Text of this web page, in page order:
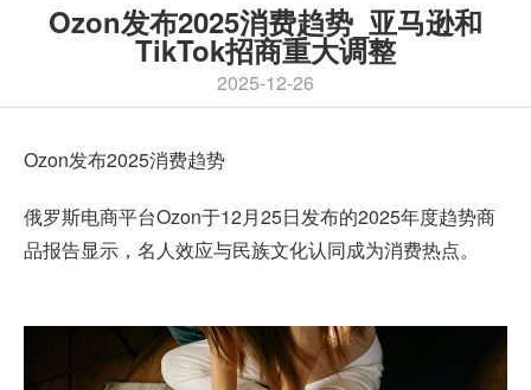
Ozon发布2025消费趋势_亚马逊和
TikTok招商重大调整
2025-12-26
Ozon发布2025消费趋势
俄罗斯电商平台Ozon于12月25日发布的2025年度趋势商
品报告显示，名人效应与民族文化认同成为消费热点。